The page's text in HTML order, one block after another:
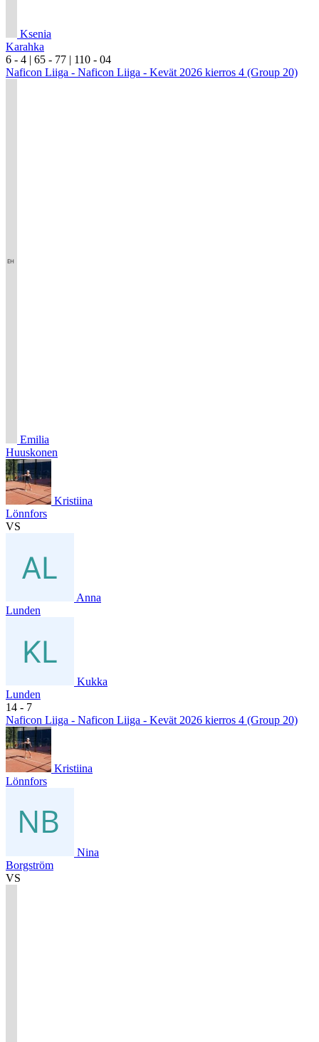
Ksenia
Karahka
6 - 4 | 65 - 77 | 110 - 04
Naficon Liiga - Naficon Liiga - Kevät 2026 kierros 4 (Group 20)
Emilia
Huuskonen
Kristiina
Lönnfors
VS
Anna
Lunden
Kukka
Lunden
14 - 7
Naficon Liiga - Naficon Liiga - Kevät 2026 kierros 4 (Group 20)
Kristiina
Lönnfors
Nina
Borgström
VS